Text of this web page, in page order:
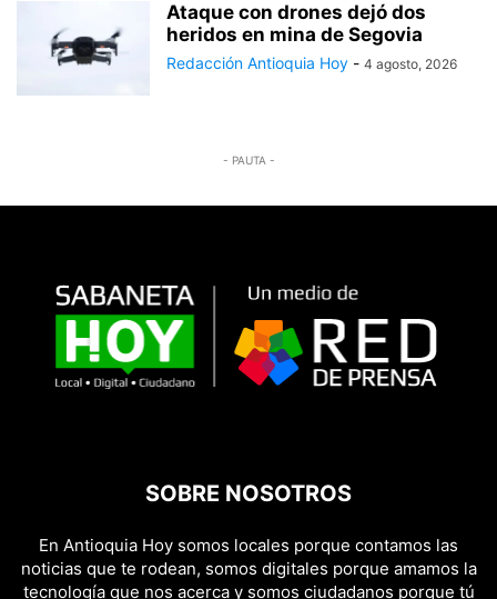
Ataque con drones dejó dos
heridos en mina de Segovia
Redacción Antioquia Hoy - 4 agosto, 2026
- PAUTA -
SOBRE NOSOTROS
En Antioquia Hoy somos locales porque contamos las
noticias que te rodean, somos digitales porque amamos la
tecnología que nos acerca y somos ciudadanos porque tú